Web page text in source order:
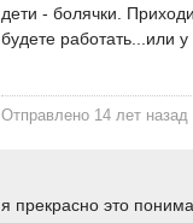
дети - болячки.
будете работать...или
Отправлено 14 лет назад
я прекрасно это